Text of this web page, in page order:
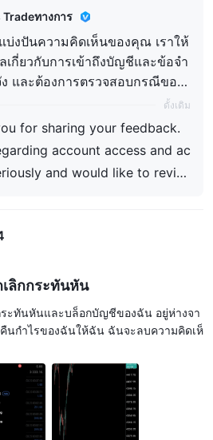
ทางการ
กี่ยวกับการเข้าถึงบัญชีและข้อจำ
และต้องการตรวจสอบกรณีของ
รก็ตาม เราไม่สามารถระบุบัญชีข
ามคิดเห็นของคุณได้ เพื่อช่ว
ดติดต่อทีมสนับสนุนของเราผ่านท
ป็นทางการ: support@versus.tra
มคืบหน้าให้คุณทราบ ขอบคุ
องคุณ
ดั้งเดิม
account access and ac
and would like to revie
pleas
Team via our official suppor
use your regis
that we can locate your acc
matter accordingly. Once
we will review your case a
you for your
เลิกกระทันหัน
ระทันหันและบล็อกบัญชีของฉัน อยู่ห่างจา
คืนกำไรของฉันให้ฉัน ฉันจะลบความคิดเห็